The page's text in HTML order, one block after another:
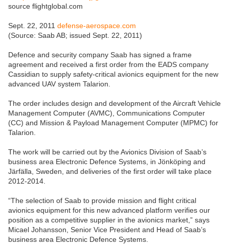
source flightglobal.com
Sept. 22, 2011 defense-aerospace.com
(Source: Saab AB; issued Sept. 22, 2011)
Defence and security company Saab has signed a frame
agreement and received a first order from the EADS company
Cassidian to supply safety-critical avionics equipment for the new
advanced UAV system Talarion.
The order includes design and development of the Aircraft Vehicle
Management Computer (AVMC), Communications Computer
(CC) and Mission & Payload Management Computer (MPMC) for
Talarion.
The work will be carried out by the Avionics Division of Saab’s
business area Electronic Defence Systems, in Jönköping and
Järfälla, Sweden, and deliveries of the first order will take place
2012-2014.
“The selection of Saab to provide mission and flight critical
avionics equipment for this new advanced platform verifies our
position as a competitive supplier in the avionics market,” says
Micael Johansson, Senior Vice President and Head of Saab’s
business area Electronic Defence Systems.